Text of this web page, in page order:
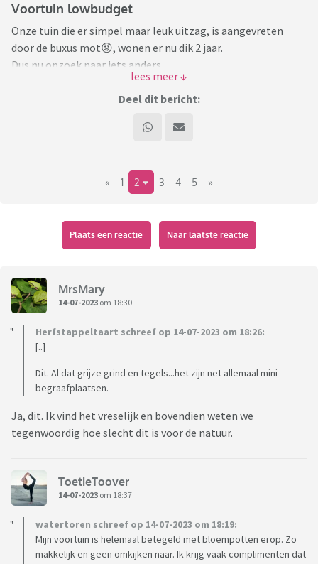
Voortuin lowbudget
Onze tuin die er simpel maar leuk uitzag, is aangevreten
door de buxus mot😡, wonen er nu dik 2 jaar.
Dus nu opzoek naar iets anders.
Het ene gedeelte is rechthoekig, en daar in is het tot 2 keer
toe rechthoekig in gemaakt, van groot naar klein en dat
Allemaal grind, en in het midden een boom op stam,
hopelijk heeft deze het overleefd door de hitte.
Ik vind grijze grote tegels er in ook mooi met potten, maar
dan loopt de postvrouw en jeugd er zo over heen en niet
Buurman heeft rondom een lage schutting, met grond en
planten er in, is simpel maar vind ik ook leuk.
Ik/ wij willen het simpel houden, en het grind wil ik ook
Hebben jullie leuke ideeën voor een simpele niet al te dure
voor tuin.
Alvast bedankt
Deel dit bericht:
« 1 2 3 4 5 »
Plaats een reactie Naar laatste reactie
MrsMary
14-07-2023 om 18:30
Herfstappeltaart schreef op 14-07-2023 om 18:26:
[..]
Dit. Al dat grijze grind en tegels...het zijn net allemaal mini-
begraafplaatsen.
Ja, dit. Ik vind het vreselijk en bovendien weten we
tegenwoordig hoe slecht dit is voor de natuur.
ToetieToover
14-07-2023 om 18:37
watertoren schreef op 14-07-2023 om 18:19:
Mijn voortuin is helemaal betegeld met bloempotten erop. Zo
makkelijk en geen omkijken naar. Ik krijg vaak complimenten dat